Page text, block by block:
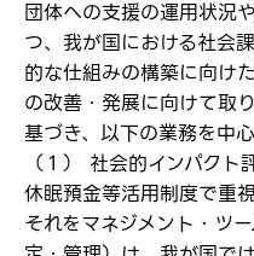
弊社ホームページ
応募した方へ
弊社ホームページの
応募し、転職を決め
ログイン
お気に入り登録にはログ
メールアドレス
パスワード
団体への支援の運用状況
つ、我が国における社会
的な仕組みの構築に向け
の改善・発展に向けて取
基づき、以下の業務を中
（１） 社会的インパク
休眠預金等活用制度で重
それをマネジメント・ツ